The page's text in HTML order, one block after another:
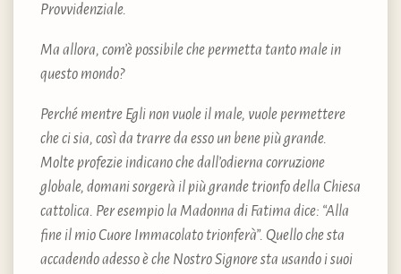
Provvidenziale.
Ma allora, com’è possibile che permetta tanto male in
questo mondo?
Perché mentre Egli non vuole il male, vuole permettere
che ci sia, così da trarre da esso un bene più grande.
Molte profezie indicano che dall’odierna corruzione
globale, domani sorgerà il più grande trionfo della Chiesa
cattolica. Per esempio la Madonna di Fatima dice: “Alla
fine il mio Cuore Immacolato trionferà”. Quello che sta
accadendo adesso è che Nostro Signore sta usando i suoi